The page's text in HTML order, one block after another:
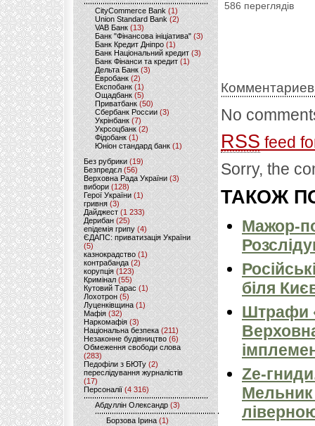
CityCommerce Bank (1)
Union Standard Bank (2)
VAB Банк (13)
Банк "Фінансова ініціатива" (3)
Банк Кредит Дніпро (1)
Банк Національний кредит (3)
Банк Фінанси та кредит (1)
Дельта Банк (3)
Евробанк(2)
Експобанк (1)
Ощадбанк(5)
Приватбанк (50)
Сбербанк России (3)
Укрінбанк(7)
Укрсоцбанк (2)
Фідобанк (1)
Юніон стандард банк(1)
Без рубрики (19)
Безпредєл(56)
Верховна Рада України (3)
вибори(128)
Герої України(1)
гривня (3)
Дайджест (1 233)
Дерибан (25)
епідемія грипу (4)
ЄДАПС: приватизація України
(5)
казнокрадство (1)
контрабанда (2)
корупція (123)
Кримінал (55)
Кутовий Тарас (1)
Лохотрон(5)
Луценківщина (1)
Мафія (32)
Наркомафія (3)
Національна безпека (211)
Незаконне будівництво(6)
Обмеження свободи слова
(283)
Педофіли з БЮТу (2)
переслідування журналістів
(17)
Персоналії (4 316)
Абдуллін Олександр (3)
Борзова Ірина(1)
586 переглядів
No
RSS feed
Sorry, the
ТАКОЖ
Мажор-
біля
Штрафи
Ze-